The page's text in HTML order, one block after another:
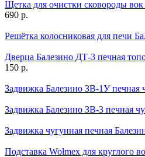
Щетка для очистки сковороды вок
690 р.
Решётка колосниковая для печи
Дверца Балезино ДТ-3 печная
150 р.
Задвижка Балезино ЗВ-1У печная
Задвижка Балезино ЗВ-3 печная
Задвижка чугунная печная
Подставка Wolmex для круглого